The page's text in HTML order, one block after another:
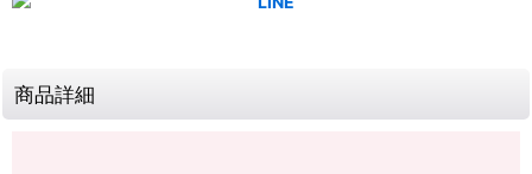
商品詳細